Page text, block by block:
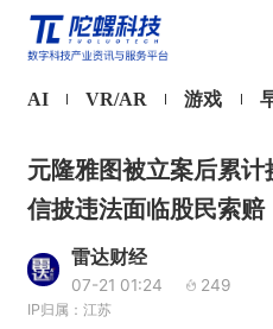
AI VR/AR 游戏
元隆雅图被立案后累
信披违法面临股民索赔
雷达财经
07-21 01:24 249
IP归属：江苏